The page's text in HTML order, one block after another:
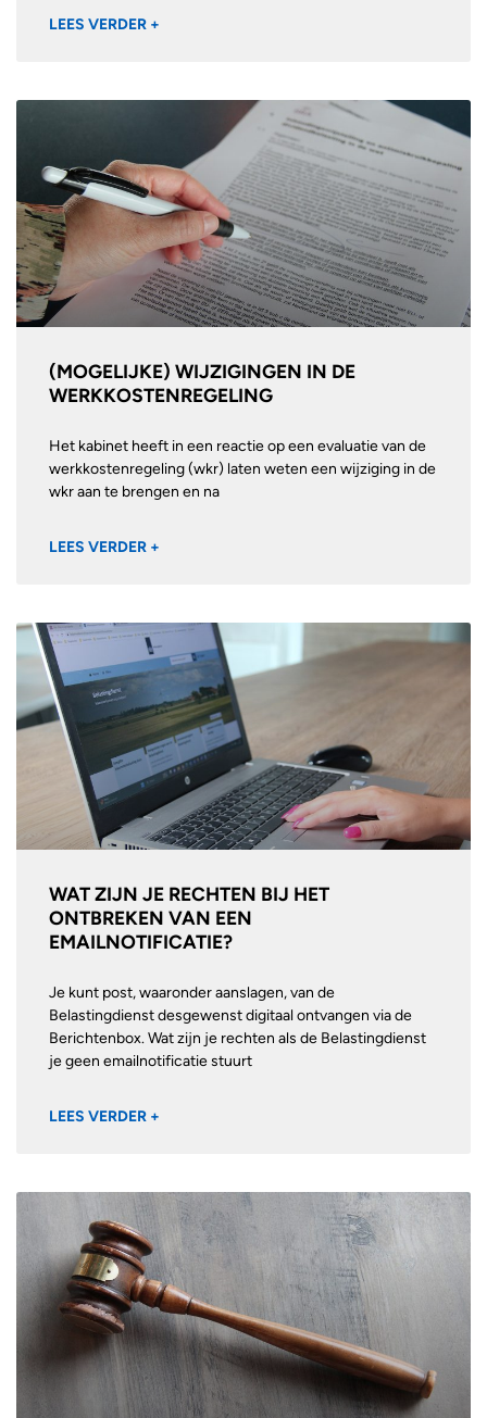
LEES VERDER +
(MOGELIJKE) WIJZIGINGEN IN DE
WERKKOSTENREGELING
Het kabinet heeft in een reactie op een evaluatie van de
werkkostenregeling (wkr) laten weten een wijziging in de
wkr aan te brengen en na
LEES VERDER +
WAT ZIJN JE RECHTEN BIJ HET
ONTBREKEN VAN EEN
EMAILNOTIFICATIE?
Je kunt post, waaronder aanslagen, van de
Belastingdienst desgewenst digitaal ontvangen via de
Berichtenbox. Wat zijn je rechten als de Belastingdienst
je geen emailnotificatie stuurt
LEES VERDER +